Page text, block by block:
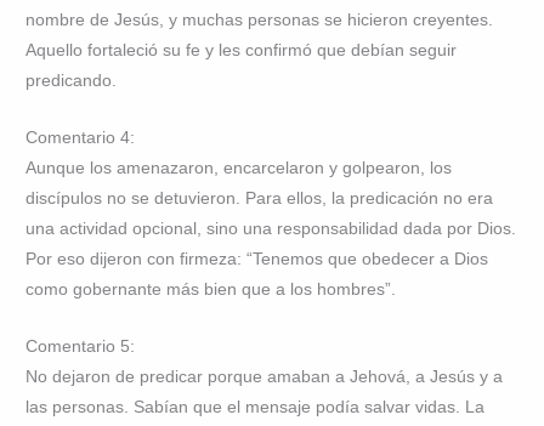
nombre de Jesús, y muchas personas se hicieron creyentes.
Aquello fortaleció su fe y les confirmó que debían seguir
predicando.
Comentario 4:
Aunque los amenazaron, encarcelaron y golpearon, los
discípulos no se detuvieron. Para ellos, la predicación no era
una actividad opcional, sino una responsabilidad dada por Dios.
Por eso dijeron con firmeza: “Tenemos que obedecer a Dios
como gobernante más bien que a los hombres”.
Comentario 5:
No dejaron de predicar porque amaban a Jehová, a Jesús y a
las personas. Sabían que el mensaje podía salvar vidas. La